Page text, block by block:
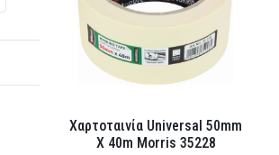
Χαρτοταινία Universal 50mm
X 40m Morris 35228